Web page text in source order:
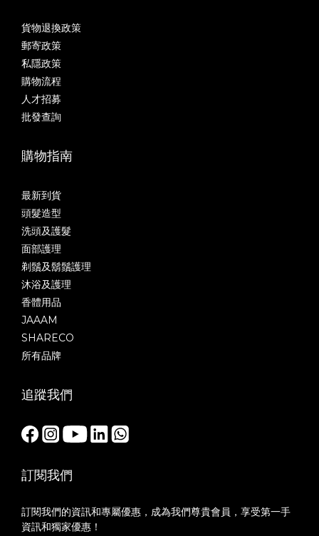
貨物退換政策
郵寄政策
私隱政策
購物流程
人才招募
批發查詢
購物指南
最新到貨
頭髮造型
洗頭及護髮
面部護理
剃鬚及鬍鬚護理
沐浴及護理
香體用品
JAAAM
SHARECO
所有品牌
追蹤我們
訂閱我們
訂閱我們的資訊和專屬優惠，成為我們尊貴會員，享受第一手
資訊和獨家優惠！